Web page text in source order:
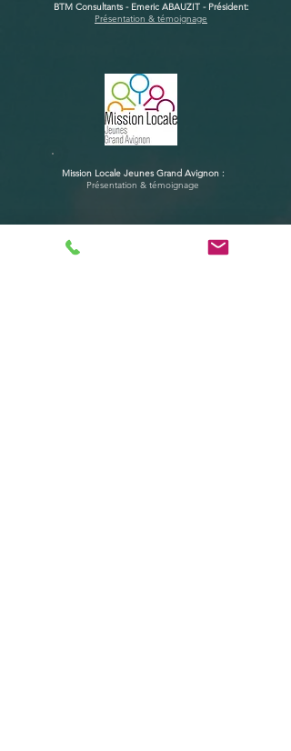
BTM Consultants - Emeric ABAUZIT - Président:
Présentation & témoignage
Mission Locale Jeunes Grand Avignon :
Présentation & témoignage